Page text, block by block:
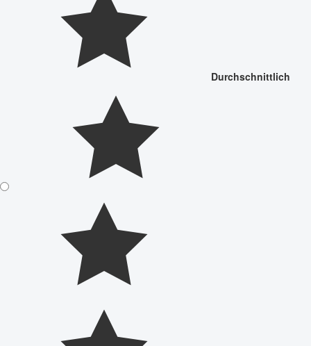
Durchschnittlich